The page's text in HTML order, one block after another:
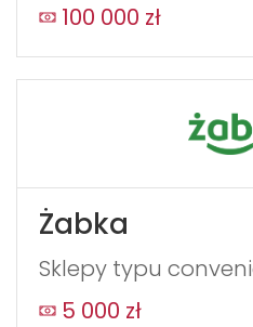
100 000 zł
Żabka
Sklepy typu
5 000 zł